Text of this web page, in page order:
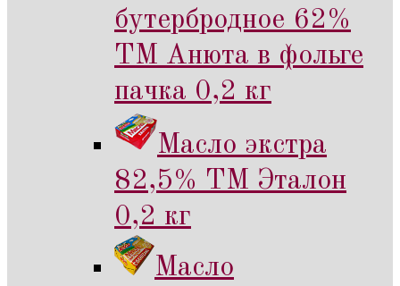
бутербродное 62%
ТМ Анюта в фольге
пачка 0,2 кг
Масло экстра
82,5% ТМ Эталон
0,2 кг
Масло